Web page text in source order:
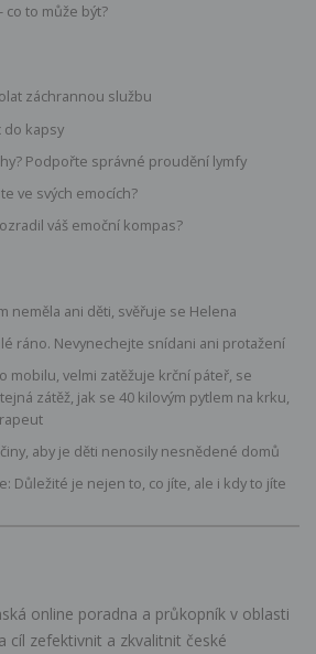
co to může být?
záchrannou službu
do kapsy
Podpořte správné proudění lymfy
ve svých emocích?
váš emoční kompas?
neměla ani děti, svěřuje se Helena
ráno. Nevynechejte snídani ani protažení
mobilu, velmi zatěžuje krční páteř, se
zátěž, jak se 40 kilovým pytlem na krku,
aby je děti nenosily nesnědené domů
Důležité je nejen to, co jíte, ale i kdy to jíte
online poradna a průkopník v oblasti
cíl zefektivnit a zkvalitnit české